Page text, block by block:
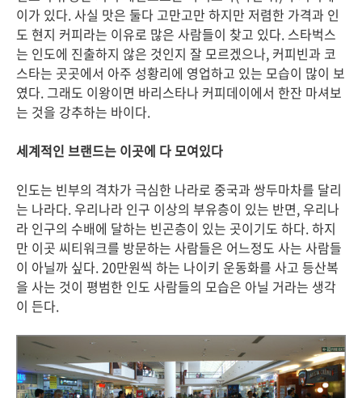
이가 있다. 사실 맛은 둘다 고만고만 하지만 저렴한 가격과 인
도 현지 커피라는 이유로 많은 사람들이 찾고 있다. 스타벅스
는 인도에 진출하지 않은 것인지 잘 모르겠으나, 커피빈과 코
스타는 곳곳에서 아주 성황리에 영업하고 있는 모습이 많이 보
였다. 그래도 이왕이면 바리스타나 커피데이에서 한잔 마셔보
는 것을 강추하는 바이다.
세계적인 브랜드는 이곳에 다 모여있다
인도는 빈부의 격차가 극심한 나라로 중국과 쌍두마차를 달리
는 나라다. 우리나라 인구 이상의 부유층이 있는 반면, 우리나
라 인구의 수배에 달하는 빈곤층이 있는 곳이기도 하다. 하지
만 이곳 씨티워크를 방문하는 사람들은 어느정도 사는 사람들
이 아닐까 싶다. 20만원씩 하는 나이키 운동화를 사고 등산복
을 사는 것이 평범한 인도 사람들의 모습은 아닐 거라는 생각
이 든다.